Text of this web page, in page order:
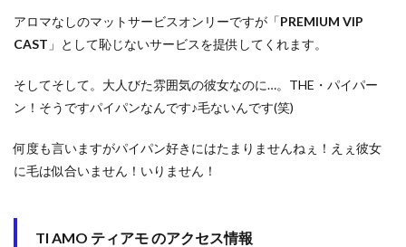
アロマなしのマットサービスオンリーですが「PREMIUM VIP
CAST 」として恥じないサービスを提供してくれます。
そしてそして。大人びた雰囲気の彼女なのに…。THE・パイパー
ン！そうですパイパンなんです♪毛ないんです(笑)
何度も言いますがパイパン好きにはたまりませんねぇ！えぇ彼女
に毛は似合いません！いりません！
TI AMO ティアモ のアクセス情報